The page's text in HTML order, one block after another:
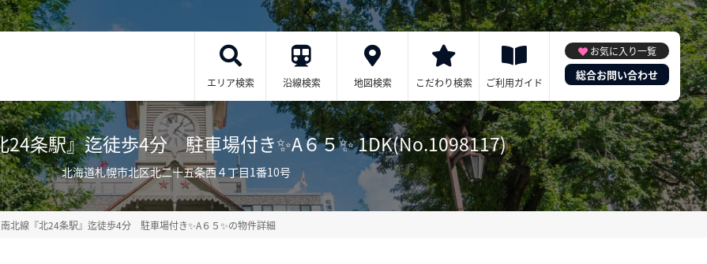
エリア検索 沿線検索 地図検索 こだわり検索 ご利用ガイド
お気に入り一覧
総合お問い合わせ
24条駅』迄徒歩4分 駐車場付き✨A６５✨ 1DK(No.1098117)
北海道札幌市北区北二十五条西４丁目1番10号
北線『北24条駅』迄徒歩4分 駐車場付き✨A６５✨の物件詳細